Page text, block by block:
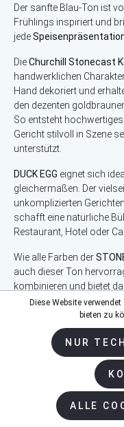
Der sanfte Blau-Ton ist
Frühlings inspiriert und
jede
DieChurchill Stonecast
handwerklichen
Hand dekoriert und
den dezenten
So entsteht hochwertiges
Gericht stilvoll in Szene
unterstützt.
DUCK EGG eignet sich
gleichermaßen. Der
unkomplizierten
schafft eine natürliche
Restaurant, Hotel oder
Wie alle Farben der
auch dieser Ton
kombinieren und bietet
individuelle Tisch- und
Vorteile auf einen Blick:
Hochwertiges
Sanfter Blau-Ton
Handdekoriertes
Ideal für
Vielseitig
Diese Website
bieten zu
NUR
ALLE